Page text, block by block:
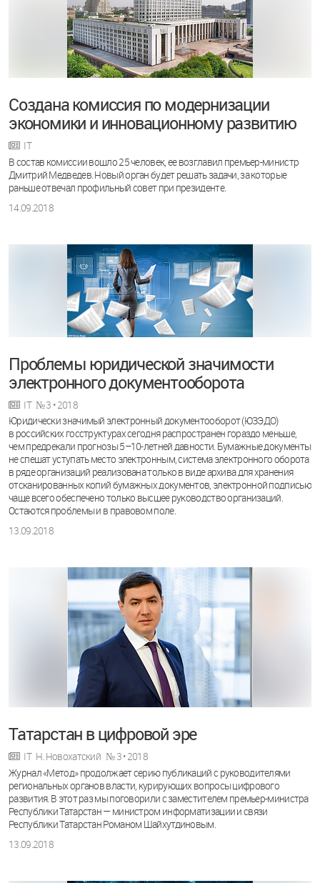
Создана комиссия по модернизации
экономики и инновационному развитию
IT
В состав комиссии вошло 25 человек, ее возглавил премьер-министр
Дмитрий Медведев. Новый орган будет решать задачи, за которые
раньше отвечал профильный совет при президенте.
14.09.2018
Проблемы юридической значимости
электронного документооборота
IT № 3 • 2018
Юридически значимый электронный документооборот (ЮЗЭДО)
в российских госструктурах сегодня распространен гораздо меньше,
чем предрекали прогнозы 5–10-летней давности. Бумажные документы
не спешат уступать место электронным, система электронного оборота
в ряде организаций реализована только в виде архива для хранения
отсканированных копий бумажных документов, электронной подписью
чаще всего обеспечено только высшее руководство организаций.
Остаются проблемы и в правовом поле.
13.09.2018
Татарстан в цифровой эре
IT Н. Новохатский № 3 • 2018
Журнал «Метод» продолжает серию публикаций с руководителями
региональных органов власти, курирующих вопросы цифрового
развития. В этот раз мы поговорили с заместителем премьер-министра
Республики Татарстан — министром информатизации и связи
Республики Татарстан Романом Шайхутдиновым.
13.09.2018